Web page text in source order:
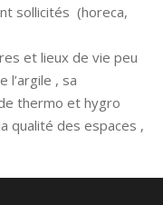
sollicités (horeca,
et lieux de vie peu
, sa
thermo et hygro
qualité des espaces ,